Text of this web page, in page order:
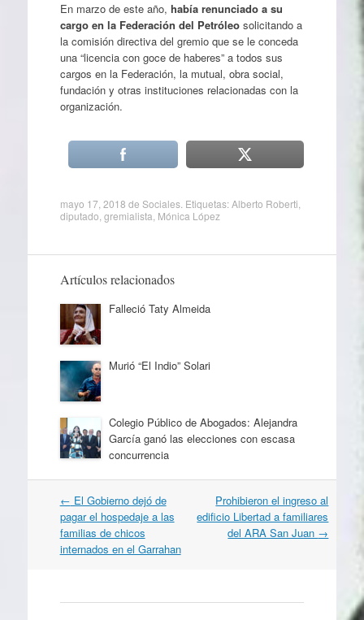
En marzo de este año, había renunciado a su
cargo en la Federación del Petróleosolicitando a
la comisión directiva del gremio que se le conceda
una “licencia con goce de haberes” a todos sus
cargos en la Federación, la mutual, obra social,
fundación y otras instituciones relacionadas con la
organización.
mayo 17, 2018 de Sociales. Etiquetas:Alberto Roberti
diputado gremialista Mónica López
Artículos relacionados
Falleció Taty Almeida
Murió “El Indio” Solari
Colegio Público de Abogados: Alejandra
García ganó las elecciones con escasa
concurrencia
Navegación
por
artículos
← El Gobierno dejó de
pagar el hospedaje a las
familias de chicos
internados en el Garrahan
Prohibieron el ingreso al
edificio Libertad a familiares
del ARA San Juan →